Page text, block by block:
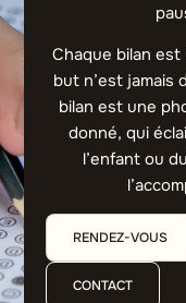
Chaque bilan
but n’est jamais
bilan est une
donné, qui
l’enfant ou
RENDEZ-VOUS
CONTACT